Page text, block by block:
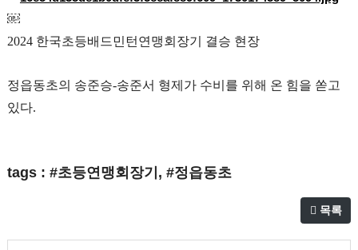
￼
2024 한국초등배드민턴연맹회장기 결승 현장
정읍동초의 송준승-송준서 형제가 수비를 위해 온 힘을 쏟고
있다.
tags : #초등연맹회장기, #정읍동초
목록